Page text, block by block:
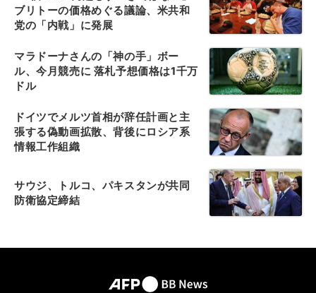
ブリトーの価格めぐる議論、米共和
党の「内戦」に発展
マラドーナさんの「神の手」ボー
ル、今月競売に 落札予想価格は1千万
ドル
ドイツでメルツ首相が辞任計画と主
張する偽動画拡散、背後にロシア系
情報工作組織
サウジ、トルコ、パキスタンが共同
防衛協定締結